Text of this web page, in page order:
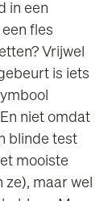
in een
fles
Vrijwel
is iets
niet omdat
blinde test
mooiste
maar wel